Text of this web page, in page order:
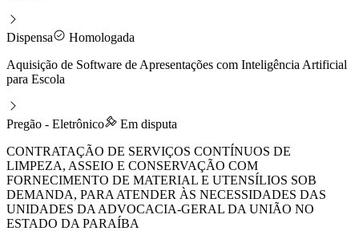
Dispensa
Homologada
Aquisição de Software de Apresentações com Inteligência Artificial
para Escola
Pregão - Eletrônico
Em disputa
CONTRATAÇÃO DE SERVIÇOS CONTÍNUOS DE
LIMPEZA, ASSEIO E CONSERVAÇÃO COM
FORNECIMENTO DE MATERIAL E UTENSÍLIOS SOB
DEMANDA, PARA ATENDER ÀS NECESSIDADES DAS
UNIDADES DA ADVOCACIA-GERAL DA UNIÃO NO
ESTADO DA PARAÍBA